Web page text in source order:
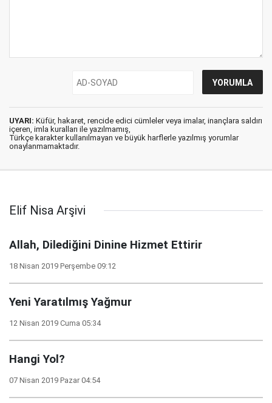
UYARI: Küfür, hakaret, rencide edici cümleler veya imalar, inançlara saldırı
içeren, imla kuralları ile yazılmamış,
Türkçe karakter kullanılmayan ve büyük harflerle yazılmış yorumlar
onaylanmamaktadır.
Elif Nisa Arşivi
Allah, Dilediğini Dinine Hizmet Ettirir
18 Nisan 2019 Perşembe 09:12
Yeni Yaratılmış Yağmur
12 Nisan 2019 Cuma 05:34
Hangi Yol?
07 Nisan 2019 Pazar 04:54